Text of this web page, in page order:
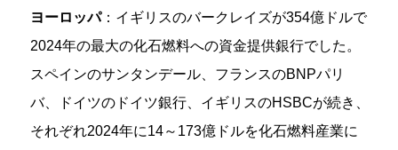
ヨーロッパ： イギリスのバークレイズが354億ドルで
2024年の最大の化石燃料への資金提供銀行でした。
スペインのサンタンデール 、フランスのBNPパリ
バ、ドイツの ドイツ銀行、 イギリスのHSBCが続き、
それぞれ2024年に14～173億ドルを化石燃料産業に